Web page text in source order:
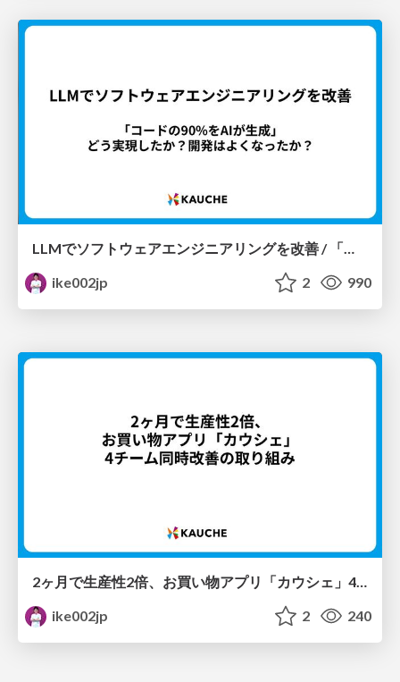
LLMでソフトウェアエンジニアリングを改善 / 「コードの90%をAIが生成」どう実現したか？開発はよくなったか？
ike002jp
2 990
2ヶ月で生産性2倍、お買い物アプリ「カウシェ」4チーム同時改善の取り組み
ike002jp
2 240